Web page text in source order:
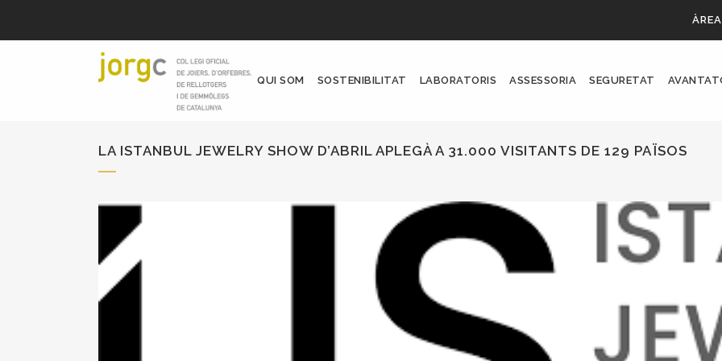
QUI SOM SOSTENIBILITAT LABORATORIS ASSESSORIA SEGURETAT
LA ISTANBUL JEWELRY SHOW D’ABRIL APLEGÀ A 31.000 VISITANTS DE 129 PAÏSOS